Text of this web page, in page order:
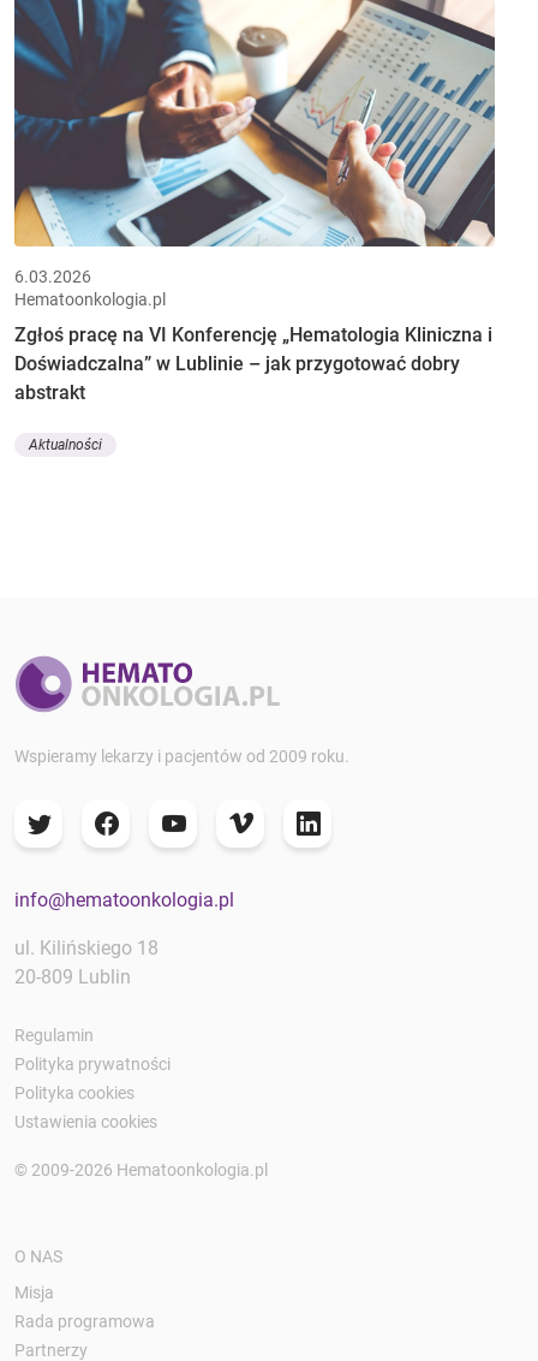
6.03.2026
Hematoonkologia.pl
Zgłoś pracę na VI Konferencję „Hematologia Kliniczna i
Doświadczalna” w Lublinie – jak przygotować dobry
abstrakt
Aktualności
Wspieramy lekarzy i pacjentów od 2009 roku.
info@hematoonkologia.pl
ul. Kilińskiego 18
20-809 Lublin
Regulamin
Polityka prywatności
Polityka cookies
Ustawienia cookies
© 2009-2026 Hematoonkologia.pl
O NAS
Misja
Rada programowa
Partnerzy